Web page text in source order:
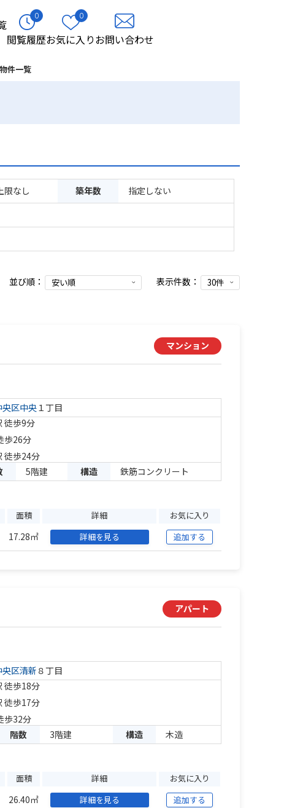
0
閲覧履歴
0
お気に入りお問い合わせ
件一覧
限なし 築年数
指定しない
並び順： 表示件数：
マンション
央区中央１丁目
徒歩9分
歩26分
徒歩24分
5階建 構造 鉄筋コンクリート
面積 詳細 お気に入り
17.28㎡ 詳細を見る 追加する
アパート
央区清新 ８丁目
徒歩18分
徒歩17分
歩32分
階数 3階建 構造 木造
面積 詳細 お気に入り
26.40㎡ 詳細を見る 追加する